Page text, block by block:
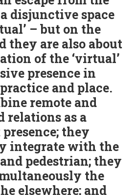
a disjunctive space
– but on the
they are also about
of the ‘virtual’
presence in
and place.
remote and
relations as a
they
integrate with the
pedestrian; they
the
elsewhere; and